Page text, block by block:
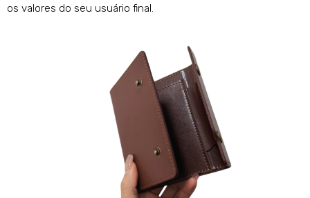
os valores do seu usuário final.